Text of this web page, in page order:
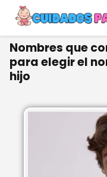
Nombres que
para elegir el
hijo